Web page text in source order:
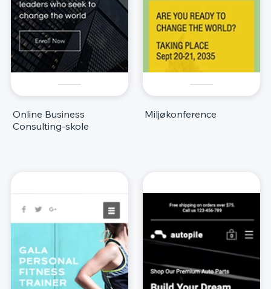
Online Business
Consulting-skole
Miljøkonference